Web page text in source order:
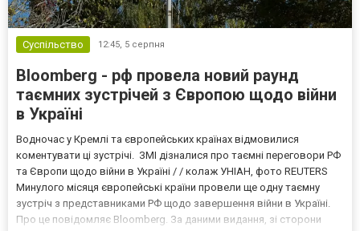
Суспільство 12:45, 5 серпня
Bloomberg - рф провела новий раунд
таємних зустрічей з Європою щодо війни
в Україні
Водночас у Кремлі та європейських країнах відмовилися
коментувати ці зустрічі. ЗМІ дізналися про таємні переговори РФ
та Європи щодо війни в Україні / / колаж УНІАН, фото REUTERS
Минулого місяця європейські країни провели ще одну таємну
зустріч з представниками РФ щодо завершення війни в Україні.
Про це повідомляє Bloomberg. За даними видання, зі сторони